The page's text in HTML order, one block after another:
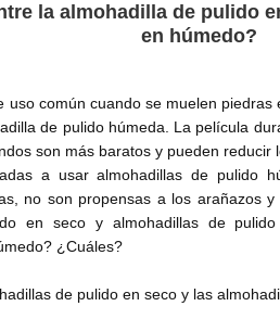
la almohadilla de pulido
en húmedo?
uso común cuando se muelen
de pulido húmeda. La película
son más baratos y pueden
a usar almohadillas de pulido
no son propensas a los arañazos
en seco y almohadillas de
¿Cuáles?
de pulido en seco y las